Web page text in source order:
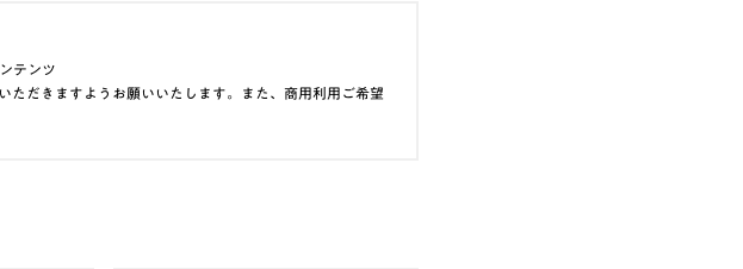
テンツ
だきますようお願いいたします。また、商用利用ご希望